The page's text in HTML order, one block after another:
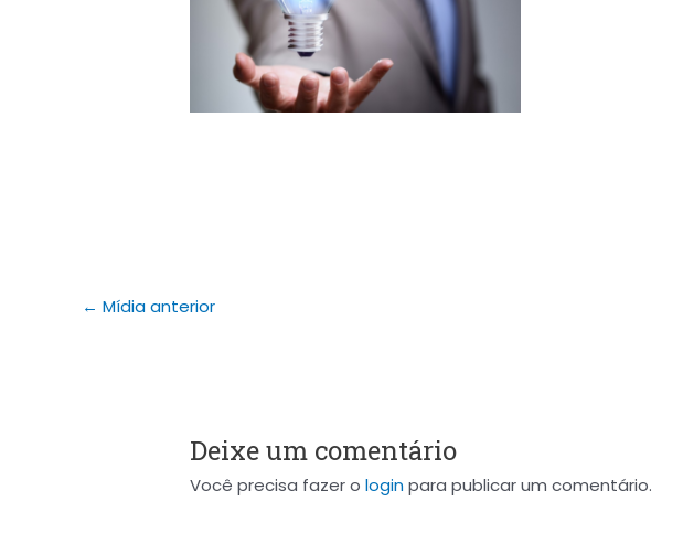
← Mídia anterior
Deixe um comentário
Você precisa fazer ologinpara publicar um comentário.